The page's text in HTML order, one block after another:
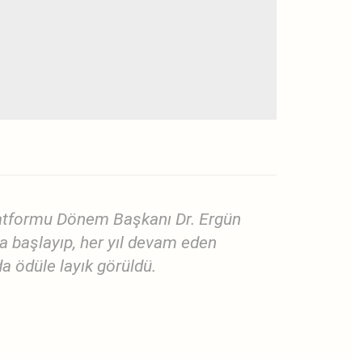
Dönem Başkanı Dr. Ergün
başlayıp, her yıl devam eden
ödüle layık görüldü.